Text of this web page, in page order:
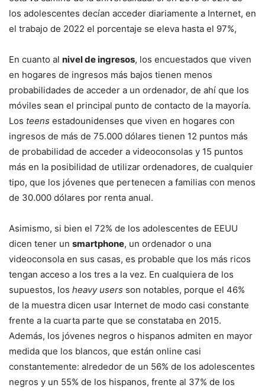
los adolescentes decían acceder diariamente a Internet, en
el trabajo de 2022 el porcentaje se eleva hasta el 97%,
En cuanto al nivel de ingresos, los encuestados que viven
en hogares de ingresos más bajos tienen menos
probabilidades de acceder a un ordenador, de ahí que los
móviles sean el principal punto de contacto de la mayoría.
Los teens estadounidenses que viven en hogares con
ingresos de más de 75.000 dólares tienen 12 puntos más
de probabilidad de acceder a videoconsolas y 15 puntos
más en la posibilidad de utilizar ordenadores, de cualquier
tipo, que los jóvenes que pertenecen a familias con menos
de 30.000 dólares por renta anual.
Asimismo, si bien el 72% de los adolescentes de EEUU
dicen tener un smartphone, un ordenador o una
videoconsola en sus casas, es probable que los más ricos
tengan acceso a los tres a la vez. En cualquiera de los
supuestos, los heavy users son notables, porque el 46%
de la muestra dicen usar Internet de modo casi constante
frente a la cuarta parte que se constataba en 2015.
Además, los jóvenes negros o hispanos admiten en mayor
medida que los blancos, que están online casi
constantemente: alrededor de un 56% de los adolescentes
negros y un 55% de los hispanos, frente al 37% de los